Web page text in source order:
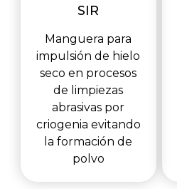
SIR
Manguera para
impulsión de hielo
seco en procesos
de limpiezas
abrasivas por
criogenia evitando
la formación de
polvo